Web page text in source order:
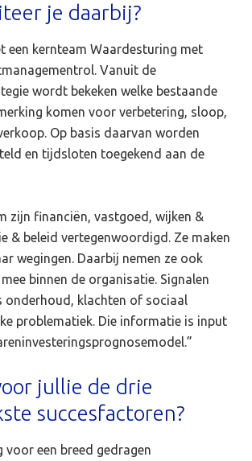
je daarbij?
een kernteam Waardesturing met
Vanuit de
wordt bekeken welke bestaande
komen voor verbetering, sloop,
Op basis daarvan worden
en tijdsloten toegekend aan de
zijn financiën, vastgoed, wijken &
& beleid vertegenwoordigd. Ze maken
wegingen. Daarbij nemen ze ook
binnen de organisatie. Signalen
onderhoud, klachten of sociaal
problematiek. Die informatie is input
jullie de drie
succesfactoren?
voor een breed gedragen